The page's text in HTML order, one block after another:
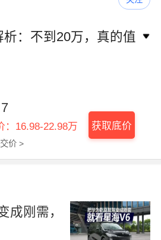
：不到20万，真的值
：16.98-22.98万
价 >
获取底价
成刚需，